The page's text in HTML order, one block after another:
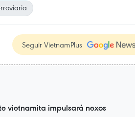
Seguir VietnamPlus
vietnamita impulsará nexos